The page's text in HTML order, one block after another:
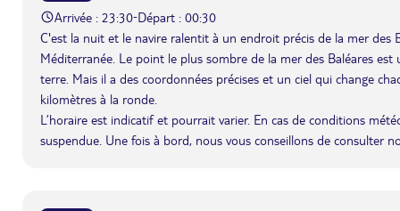
Arrivée : 23:30-Départ : 00:30
C'est la nuit et le navire ralentit à un endroit précis de la mer des
Méditerranée. Le point le plus sombre de la mer des Baléares
terre. Mais il a des coordonnées précises et un ciel qui change
kilomètres à la ronde.
L’horaire est indicatif et pourrait varier. En cas de conditions
suspendue. Une fois à bord, nous vous conseillons de consulter